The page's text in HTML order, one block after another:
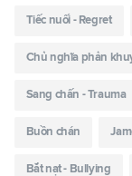
Tiếc nuối - Regret
Chủ nghĩa phản
Sang chấn - Trauma
Buồn chán
Bắt nạt - Bullying